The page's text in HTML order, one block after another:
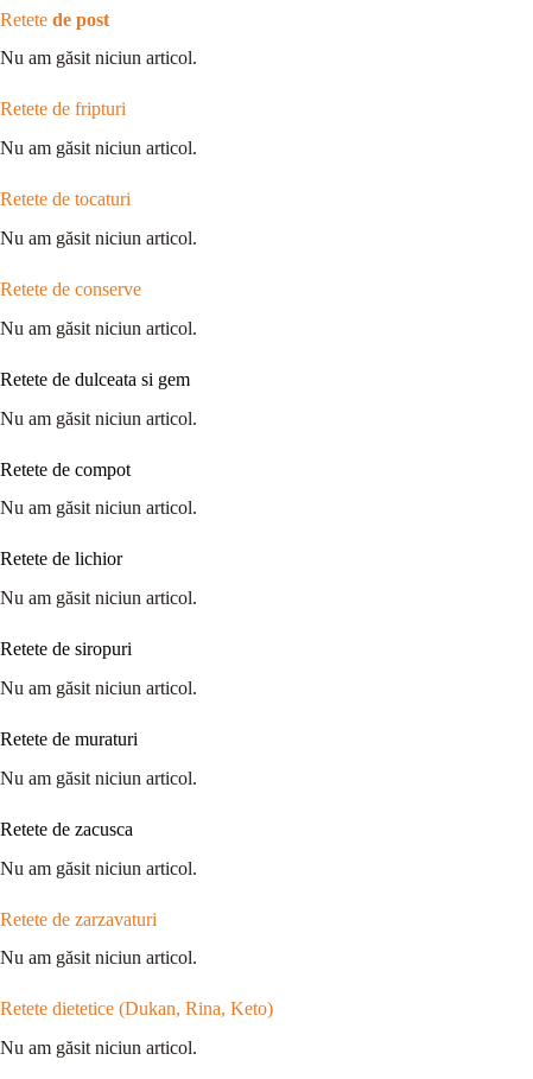
Retete de post
Nu am găsit niciun articol.
Retete de fripturi
Nu am găsit niciun articol.
Retete de tocaturi
Nu am găsit niciun articol.
Retete de conserve
Nu am găsit niciun articol.
Retete de dulceata si gem
Nu am găsit niciun articol.
Retete de compot
Nu am găsit niciun articol.
Retete de lichior
Nu am găsit niciun articol.
Retete de siropuri
Nu am găsit niciun articol.
Retete de muraturi
Nu am găsit niciun articol.
Retete de zacusca
Nu am găsit niciun articol.
Retete de zarzavaturi
Nu am găsit niciun articol.
Retete dietetice (Dukan, Rina, Keto)
Nu am găsit niciun articol.